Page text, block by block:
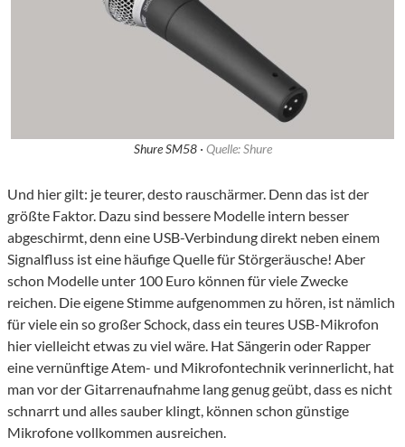
Shure SM58 · Quelle: Shure
Und hier gilt: je teurer, desto rauschärmer. Denn das ist der
größte Faktor. Dazu sind bessere Modelle intern besser
abgeschirmt, denn eine USB-Verbindung direkt neben einem
Signalfluss ist eine häufige Quelle für Störgeräusche! Aber
schon Modelle unter 100 Euro können für viele Zwecke
reichen. Die eigene Stimme aufgenommen zu hören, ist nämlich
für viele ein so großer Schock, dass ein teures USB-Mikrofon
hier vielleicht etwas zu viel wäre. Hat Sängerin oder Rapper
eine vernünftige Atem- und Mikrofontechnik verinnerlicht, hat
man vor der Gitarrenaufnahme lang genug geübt, dass es nicht
schnarrt und alles sauber klingt, können schon günstige
Mikrofone vollkommen ausreichen.